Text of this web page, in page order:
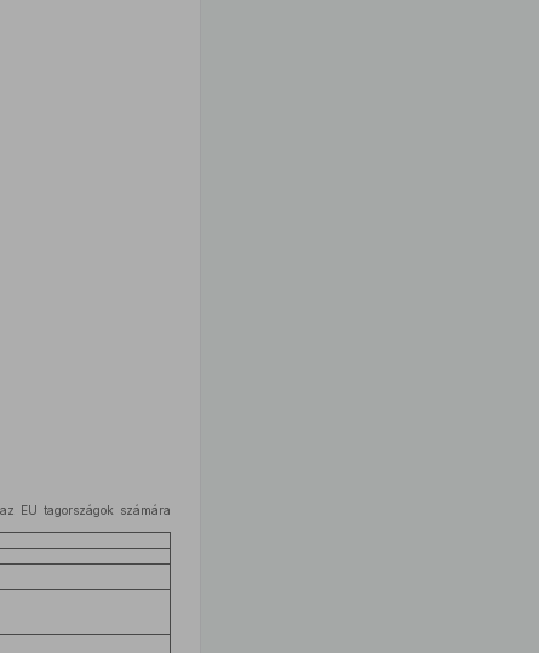
EU tagországok számára